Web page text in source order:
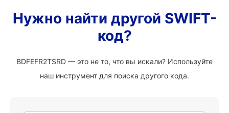
Нужно найти другой SWIFT-
код?
BDFEFR2TSRD — это не то, что вы искали? Используйте
наш инструмент для поиска другого кода.